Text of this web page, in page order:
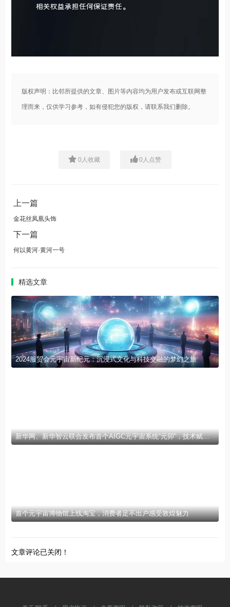
版权声明：比邻所提供的文章、图片等内容均为用户发布或互联网整
理而来，仅供学习参考，如有侵犯您的版权，请联系我们删除。
0 人收藏 0 人点赞
上一篇
金花丝凤凰头饰
下一篇
何以黄河·黄河一号
精选文章
2024服贸会元宇宙新纪元：沉浸式文化与科技交融的梦幻之旅
新华网、新华智云联合发布首个AIGC元宇宙系统“元卯”，技术赋能产业创新联盟
首个元宇宙博物馆上线淘宝，消费者足不出户感受敦煌魅力
文章评论已关闭！